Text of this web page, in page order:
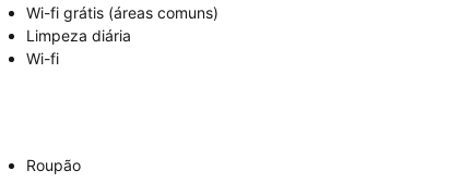
Wi-fi grátis (áreas comuns)
Limpeza diária
Wi-fi
Roupão